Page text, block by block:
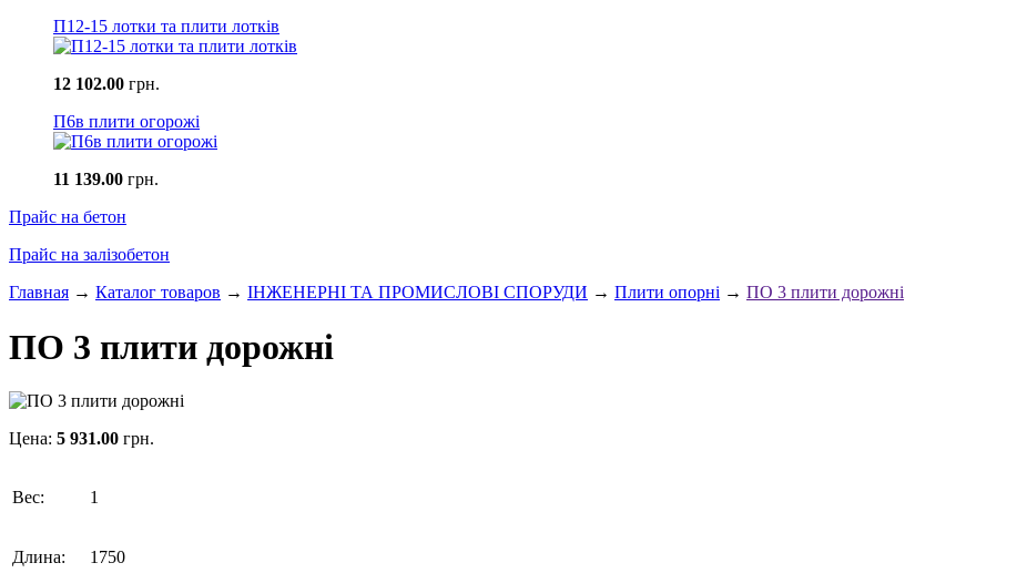
П12-15 лотки та плити лотків
12 102.00 грн.
П6в плити огорожі
11 139.00 грн.
Прайс на бетон
Прайс на залізобетон
Главная → Каталог товаров → ІНЖЕНЕРНІ ТА ПРОМИСЛОВІ СПОРУДИ → Плити опорні → ПО 3 плити дорожні
ПО 3 плити дорожні
Цена: 5 931.00 грн.
Вес: 1
Длина: 1750